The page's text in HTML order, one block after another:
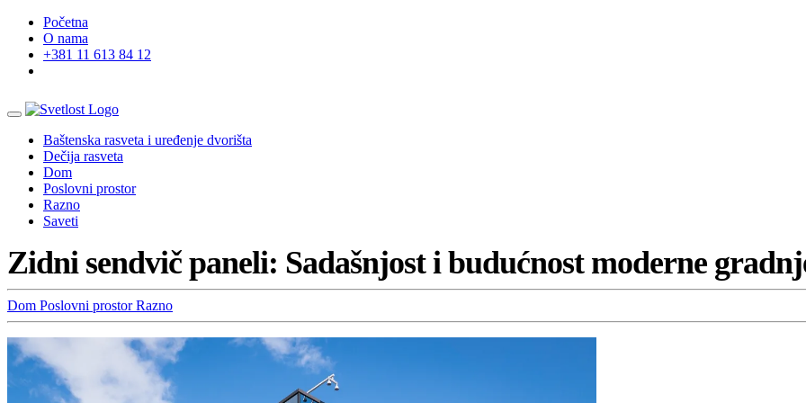
Početna
O nama
+381 11 613 84 12
Baštenska rasveta i uređenje dvorišta
Dečija rasveta
Dom
Poslovni prostor
Razno
Saveti
Zidni sendvič paneli: Sadašnjost i budućnost moderne
Dom Poslovni prostorRazno